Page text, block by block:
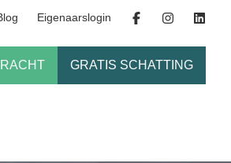
Eigenaarslogin
GRATIS SCHATTING